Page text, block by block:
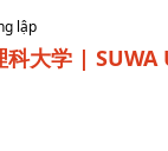
lập
科大学|